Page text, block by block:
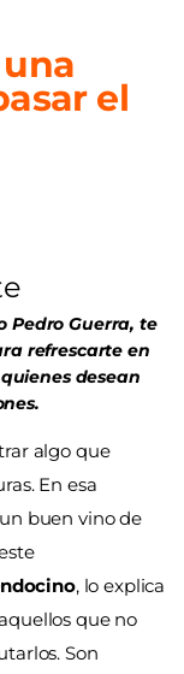
el
Pedro Guerra, te
refrescarte en
desean
algo que
En esa
buen vino de
, lo explica
que no
Son